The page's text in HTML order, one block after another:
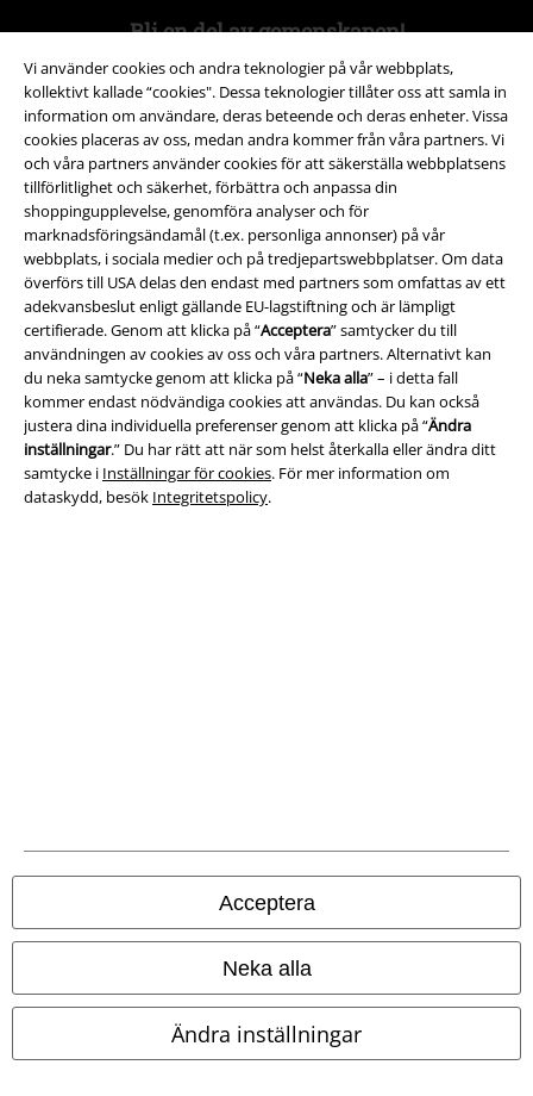
Vi använder cookies och andra teknologier på vår webbplats,
kollektivt kallade “cookies". Dessa teknologier tillåter oss att samla in
information om användare, deras beteende och deras enheter. Vissa
cookies placeras av oss, medan andra kommer från våra partners. Vi
och våra partners använder cookies för att säkerställa webbplatsens
tillförlitlighet och säkerhet, förbättra och anpassa din
shoppingupplevelse, genomföra analyser och för
marknadsföringsändamål (t.ex. personliga annonser) på vår
webbplats, i sociala medier och på tredjepartswebbplatser. Om data
överförs till USA delas den endast med partners som omfattas av ett
adekvansbeslut enligt gällande EU-lagstiftning och är lämpligt
certifierade. Genom att klicka på “Acceptera” samtycker du till
användningen av cookies av oss och våra partners. Alternativt kan
du neka samtycke genom att klicka på “Neka alla” – i detta fall
kommer endast nödvändiga cookies att användas. Du kan också
justera dina individuella preferenser genom att klicka på “Ändra
inställningar.” Du har rätt att när som helst återkalla eller ändra ditt
samtycke i Inställningar för cookies. För mer information om
dataskydd, besök Integritetspolicy.
Acceptera
Neka alla
Ändra inställningar
Bli en del av gemenskapen!
Betalningsmetod
Frakt